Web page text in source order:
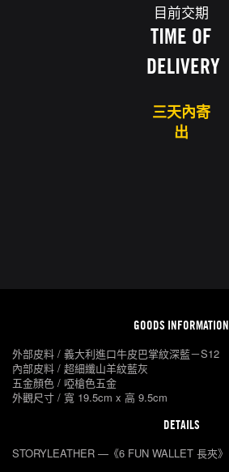
目前交期
TIME OF
DELIVERY
三天內寄
出
GOODS INFORMATION
外部皮料 / 義大利進口牛皮巴掌紋深藍－S12
內部皮料 / 超細纖山羊紋藍灰
五金顏色 / 啞槍色五金
外觀尺寸 / 寬 19.5cm x 高 9.5cm
DETAILS
STORYLEATHER —《6 FUN WALLET 長夾》